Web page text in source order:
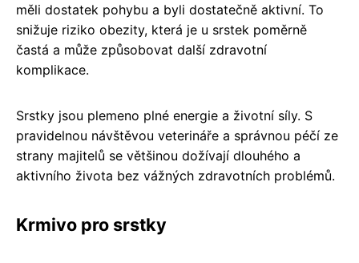
měli dostatek pohybu a byli dostatečně aktivní. To
snižuje riziko obezity, která je u srstek poměrně
častá a může způsobovat další zdravotní
komplikace.
Srstky jsou plemeno plné energie a životní síly. S
pravidelnou návštěvou veterináře a správnou péčí ze
strany majitelů se většinou dožívají dlouhého a
aktivního života bez vážných zdravotních problémů.
Krmivo pro srstky